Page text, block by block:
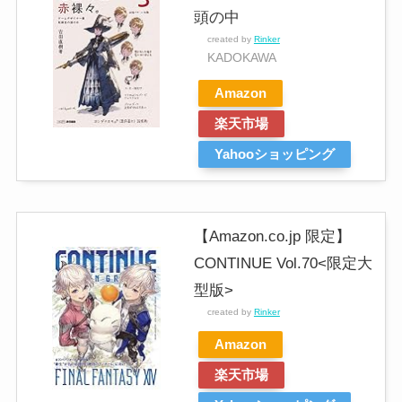
頭の中
created by Rinker
KADOKAWA
Amazon
楽天市場
Yahooショッピング
【Amazon.co.jp 限定】
CONTINUE Vol.70<限定大
型版>
created by Rinker
Amazon
楽天市場